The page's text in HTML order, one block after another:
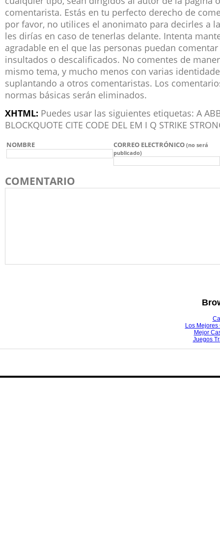
comentarista. Estás en tu perfecto derecho de
por favor, no utilices el anonimato para decirles a
les dirías en caso de tenerlas delante. Intenta
agradable en el que las personas puedan
insultados o descalificados. No comentes de
mismo tema, y mucho menos con varias
suplantando a otros comentaristas. Los
normas básicas serán eliminados.
XHTML: Puedes usar las siguientes etiquetas: A
BLOCKQUOTE CITE CODE DEL EM I Q STRIKE
NOMBRE CORREO ELECTRÓNICO(no será
publicado)
COMENTARIO
Los Mejores
Mejor
Juegos